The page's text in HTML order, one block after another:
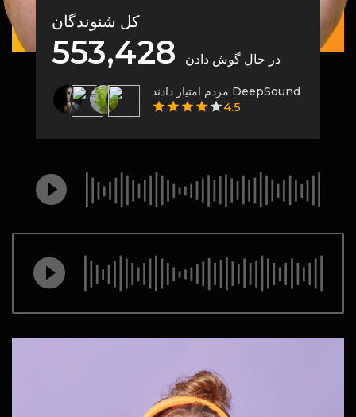
کل شنوندگان
553,428 در حال گوش دادن
مردم امتیاز دادند DeepSound
4.5